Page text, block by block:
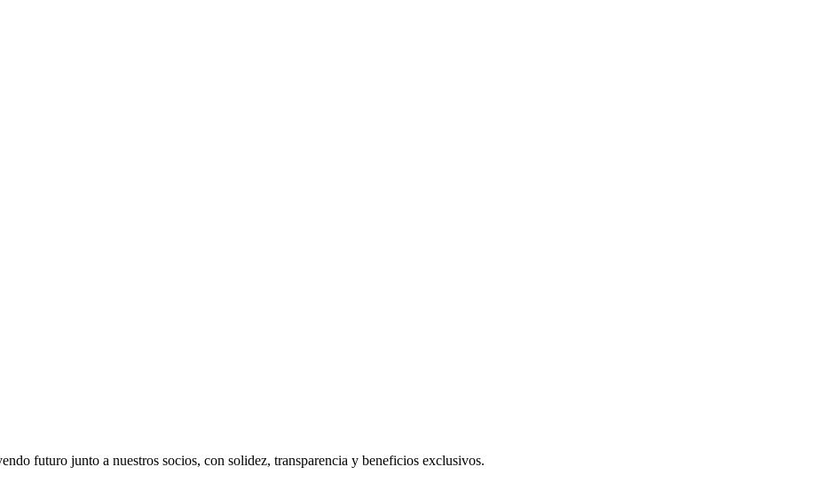
futuro junto a nuestros socios, con solidez, transparencia y beneficios exclusivos.